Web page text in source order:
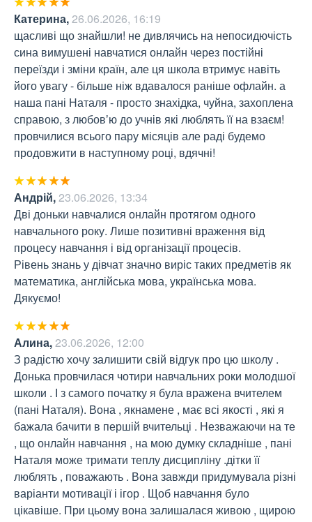
Катерина,26.06.2026, 16:19
щасливі що знайшли! не дивлячись на непосидючість
сина вимушені навчатися онлайн через постійні
переїзди і зміни країн, але ця школа втримує навіть
його увагу - більше ніж вдавалося раніше офлайн. а
наша пані Наталя - просто знахідка, чуйна, захоплена
справою, з любовʼю до учнів які люблять її на взаєм!
провчилися всього пару місяців але раді будемо
продовжити в наступному році, вдячні!
Андрій,23.06.2026, 13:34
Дві доньки навчалися онлайн протягом одного
навчального року. Лише позитивні враження від
процесу навчання і від організації процесів.
Рівень знань у дівчат значно виріс таких предметів як
математика, англійська мова, українська мова.
Дякуємо!
Алина,23.06.2026, 12:00
З радістю хочу залишити свій відгук про цю школу .
Донька провчилася чотири навчальних роки молодшої
школи . І з самого початку я була вражена вчителем
(пані Наталя). Вона , якнамене , має всі якості , які я
бажала бачити в першій вчительці . Незважаючи на те
, що онлайн навчання , на мою думку складніше , пані
Наталя може тримати теплу дисципліну .дітки її
люблять , поважають . Вона завжди придумувала різні
варіанти мотивації і ігор . Щоб навчання було
цікавіше. При цьому вона залишалася живою , щирою